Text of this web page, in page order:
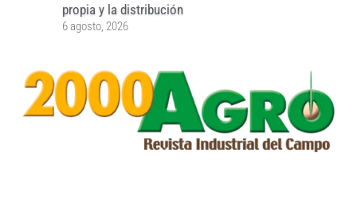
propia y la distribución
6 agosto, 2026